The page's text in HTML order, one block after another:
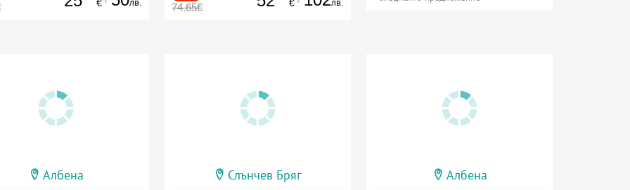
€ 74.65€ €
Албена Слънчев Бряг Албена